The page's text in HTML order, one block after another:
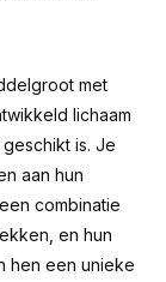
met
lichaam
is. Je
aan hun
combinatie
en hun
hen een unieke